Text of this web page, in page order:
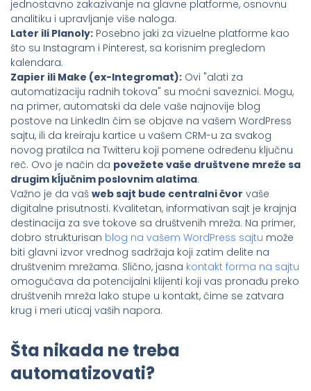
jednostavno zakazivanje na glavne platforme, osnovnu
analitiku i upravljanje više naloga.
Later ili Planoly: Posebno jaki za vizuelne platforme kao
što su Instagram i Pinterest, sa korisnim pregledom
kalendara.
Zapier ili Make (ex-Integromat): Ovi "alati za
automatizaciju radnih tokova" su moćni saveznici. Mogu,
na primer, automatski da dele vaše najnovije blog
postove na LinkedIn čim se objave na vašem WordPress
sajtu, ili da kreiraju kartice u vašem CRM-u za svakog
novog pratilca na Twitteru koji pomene određenu ključnu
reč. Ovo je način da povežete vaše društvene mreže sa
drugim kĺjučnim poslovnim alatima.
Važno je da vaš web sajt bude centralni čvor vaše
digitalne prisutnosti. Kvalitetan, informativan sajt je krajnja
destinacija za sve tokove sa društvenih mreža. Na primer,
dobro strukturisan blog na vašem WordPress sajtu može
biti glavni izvor vrednog sadržaja koji zatim delite na
društvenim mrežama. Slično, jasna kontakt forma na sajtu
omogućava da potencijalni klijenti koji vas pronađu preko
društvenih mreža lako stupe u kontakt, čime se zatvara
krug i meri uticaj vaših napora.
Šta nikada ne treba
automatizovati?